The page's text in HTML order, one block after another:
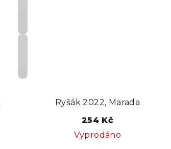
Ryšák 2022, Marada
254 Kč
Vyprodáno